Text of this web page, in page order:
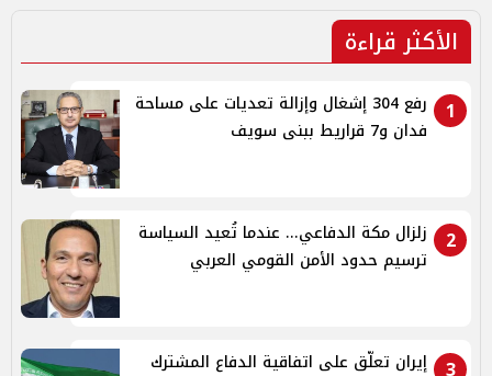
الأكثر قراءة
1
رفع 304 إشغال وإزالة تعديات على مساحة
فدان و7 قراريط ببنى سويف
2
زلزال مكة الدفاعي... عندما تُعيد السياسة
ترسيم حدود الأمن القومي العربي
إيران تعلّق على اتفاقية الدفاع المشترك